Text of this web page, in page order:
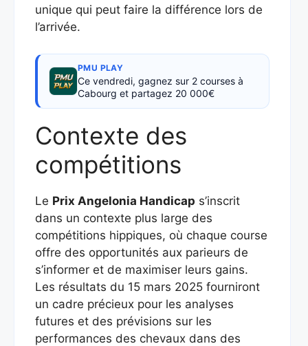
unique qui peut faire la différence lors de
l’arrivée.
PMU PLAY
Ce vendredi, gagnez sur 2 courses à
Cabourg et partagez 20 000€
Contexte des
compétitions
Le Prix Angelonia Handicap s’inscrit
dans un contexte plus large des
compétitions hippiques, où chaque course
offre des opportunités aux parieurs de
s’informer et de maximiser leurs gains.
Les résultats du 15 mars 2025 fourniront
un cadre précieux pour les analyses
futures et des prévisions sur les
performances des chevaux dans des